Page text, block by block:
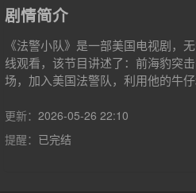
剧情简介
《法警小队》是一部美国电视剧，
线观看，该节目讲述了：前海豹突
场，加入美国法警队，利用他的牛
更新： 2026-05-26 22:10
提醒： 已完结